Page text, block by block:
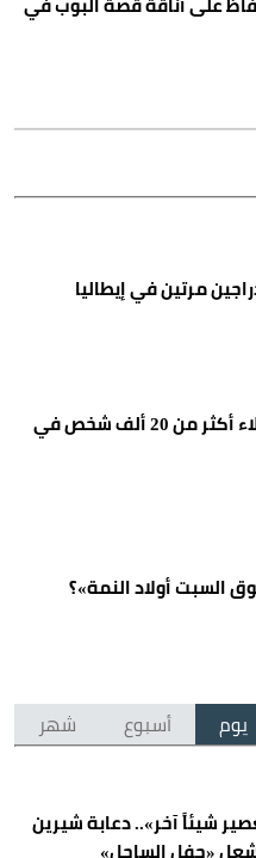
حرائق كندا تتمدد.. إجلاء أكثر من 20 ألف شخص في
السبت أولاد النمة»؟
يوم أسبوع شهر
شيئاً آخر».. دعابة شيرين